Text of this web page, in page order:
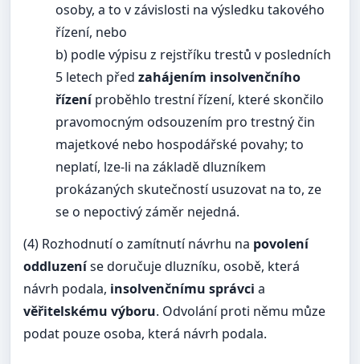
osoby, a to v závislosti na výsledku takového
řízení, nebo
b) podle výpisu z rejstříku trestů v posledních
5 letech před zahájením insolvenčního
řízeníproběhlo trestní řízení, které skončilo
pravomocným odsouzením pro trestný čin
majetkové nebo hospodářské povahy; to
neplatí, lze-li na základě dluzníkem
prokázaných skutečností usuzovat na to, ze
se o nepoctivý záměr nejedná.
(4) Rozhodnutí o zamítnutí návrhu na povolení
oddluzeníse doručuje dluzníku, osobě, která
návrh podala, insolvenčnímu správci a
věřitelskému výboru. Odvolání proti němu můze
podat pouze osoba, která návrh podala.